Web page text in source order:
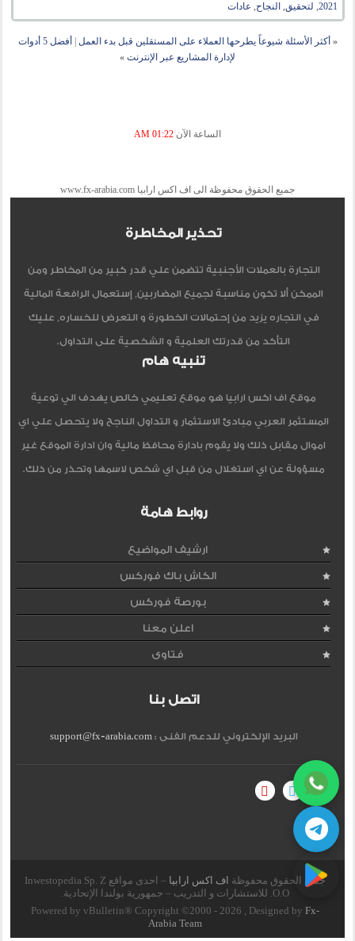
2021
, لتحقيق, النجاح, عادات
« أكثر الأسئلة شيوعاً يطرحها العملاء على المستقلين قبل بدء العمل
أفضل 5 أدوات
لإدارة المشاريع عبر الإنترنت »
الساعة الآن 01:22 AM
جميع الحقوق محفوظة الى اف اكس ارابيا www.fx-arabia.com
تحذير المخاطرة
التجارة بالعملات الأجنبية تتضمن علي قدر كبير من المخاطر ومن
الممكن ألا تكون مناسبة لجميع المضاربين, إستعمال الرافعة المالية
في التجاره يزيد من إحتمالات الخطورة و التعرض للخساره, عليك
التأكد من قدرتك العلمية و الشخصية على التداول.
تنبيه هام
موقع اف اكس ارابيا هو موقع تعليمي خالص يهدف الي توعية
المستثمر العربي مبادئ الاستثمار و التداول الناجح ولا يتحصل علي اي
اموال مقابل ذلك ولا يقوم بادارة محافظ مالية وان ادارة الموقع غير
مسؤولة عن اي استغلال من قبل اي شخص لاسمها وتحذر من ذلك.
روابط هامة
ارشيف المواضيع
الكاش باك فوركس
بورصة فوركس
اعلن معنا
فتاوى
اتصل بنا
البريد الإلكتروني للدعم الفنى :support@fx-arabia.com
جميع الحقوق محفوظة اف اكس ارابيا
– احدى مواقع Inwestopedia Sp. Z
O.O. للاستشارات و التدريب – جمهورية بولندا الإتحادية.
Powered by vBulletin® Copyright ©2000 - 2026 , Designed byFx-
Arabia Team